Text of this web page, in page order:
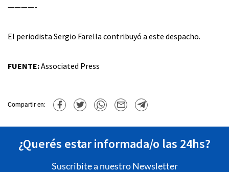
————-
El periodista Sergio Farella contribuyó a este despacho.
FUENTE:Associated Press
Compartir en:
¿Querés estar informada/o las 24hs?
Suscribite a nuestro Newsletter